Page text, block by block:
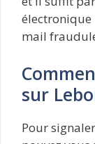
électronique
mail
sur
Pour